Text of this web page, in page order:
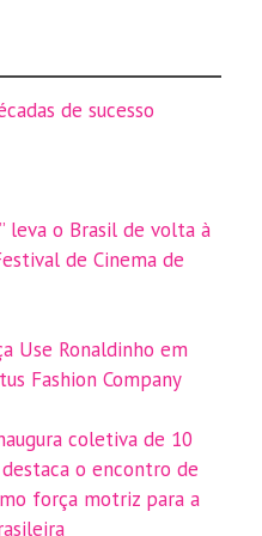
de sucesso
leva o Brasil de volta à
de Cinema de
Use Ronaldinho em
Fashion Company
coletiva de 10
o encontro de
força motriz para a